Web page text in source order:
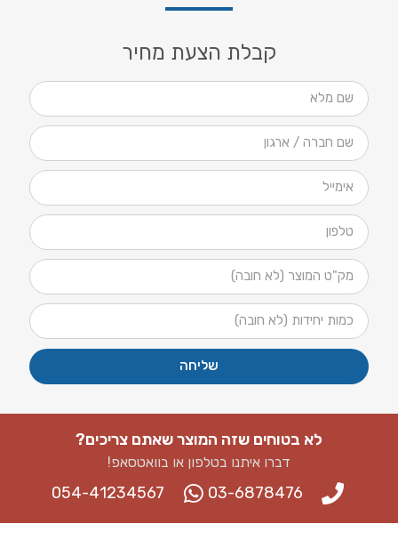
קבלת הצעת מחיר
שליחה
לא בטוחים שזה המוצר שאתם צריכים?
דברו איתנו בטלפון או בוואטסאפ​!
03-6878476
054-41234567